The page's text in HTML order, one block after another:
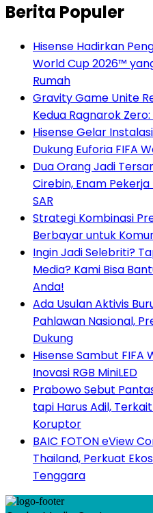
Berita Populer
Hisense Hadirkan
World Cup 2026™
Rumah
Gravity Game Unite
Kedua Ragnarok
Hisense Gelar
Dukung Euforia FIFA
Dua Orang Jadi
Cirebin, Enam
SAR
Strategi Kombinasi
Berbayar untuk
Ingin Jadi Selebriti?
Media? Kami Bisa
Anda!
Ada Usulan Aktivis
Pahlawan Nasional,
Dukung
Hisense Sambut FIFA
Inovasi RGB MiniLED
Prabowo Sebut
tapi Harus Adil,
Koruptor
BAIC FOTON eView
Thailand, Perkuat
Tenggara